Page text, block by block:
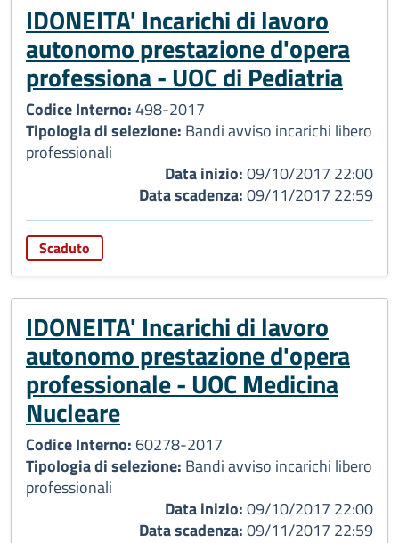
IDONEITA' Incarichi di lavoro
autonomo prestazione d'opera
professiona - UOC di Pediatria
Codice Interno:498-2017
Tipologia di selezione: Bandi avviso incarichi libero
professionali
Data inizio:09/10/2017 22:00
Data scadenza:09/11/2017 22:59
Scaduto
IDONEITA' Incarichi di lavoro
autonomo prestazione d'opera
professionale - UOC Medicina
Nucleare
Codice Interno: 60278-2017
Tipologia di selezione: Bandi avviso incarichi libero
professionali
Data inizio:09/10/2017 22:00
Data scadenza:09/11/2017 22:59